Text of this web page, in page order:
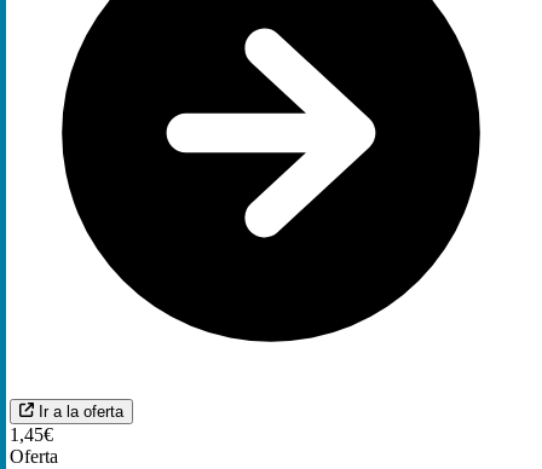
Ir a la oferta
1,45€
Oferta